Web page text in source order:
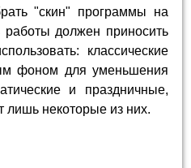
"скин" программы на
должен приносить
классические
фоном для уменьшения
и праздничные,
лишь некоторые из них.